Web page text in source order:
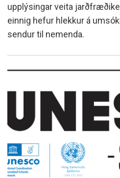
upplýsingar veita
einnig hefur hlekkur á
sendur til nemenda.